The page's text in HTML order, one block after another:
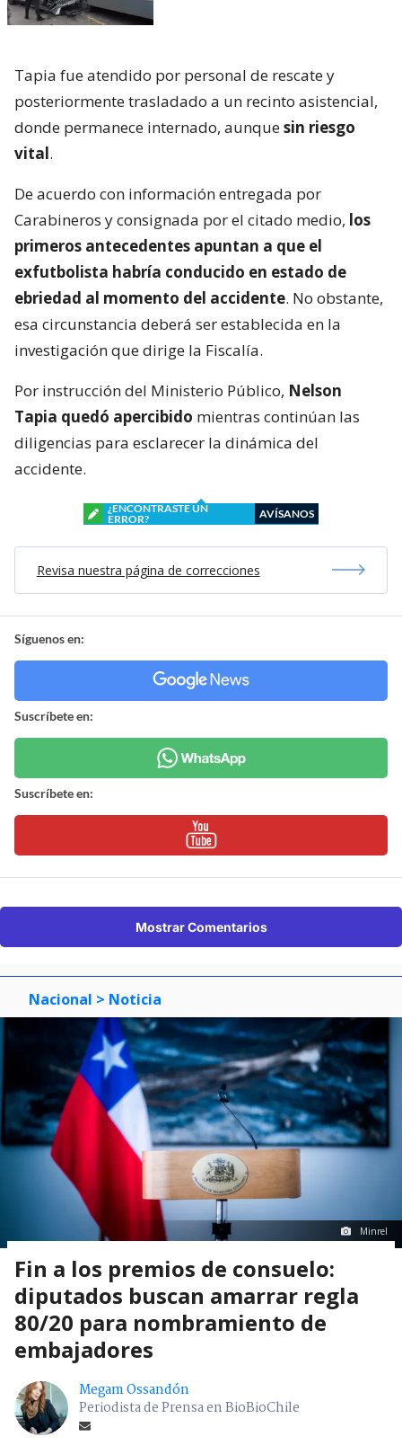
Tapia fue atendido por personal de rescate y
posteriormente trasladado a un recinto asistencial,
donde permanece internado, aunquesin riesgo
vital.
De acuerdo con información entregada por
Carabineros y consignada por el citado medio, los
primeros antecedentes apuntan a que el
exfutbolista habría conducido en estado de
ebriedad al momento del accidente. No obstante,
esa circunstancia deberá ser establecida en la
investigación que dirige la Fiscalía.
Por instrucción del Ministerio Público, Nelson
Tapia quedó apercibido mientras continúan las
diligencias para esclarecer la dinámica del
accidente.
¿ENCONTRASTE UN
ERROR?
AVÍSANOS
Revisa nuestra página de correcciones
Síguenos en:
Suscríbete en:
Suscríbete en:
Mostrar Comentarios
Nacional > Noticia
Minrel
Fin a los premios de consuelo:
diputados buscan amarrar regla
80/20 para nombramiento de
embajadores
Megam Ossandón
Periodista de Prensa en BioBioChile